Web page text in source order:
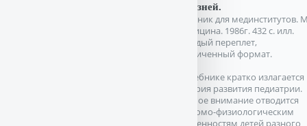
болезней.
Учебник для мединститутов.
Медицина. 1986г. 432 с. илл.
Твердый переплет,
Увеличенный формат.
В учебнике кратко излагается
история развития педиатрии.
Особое внимание отводится
анатомо-физиологическим
особенностям детей разного